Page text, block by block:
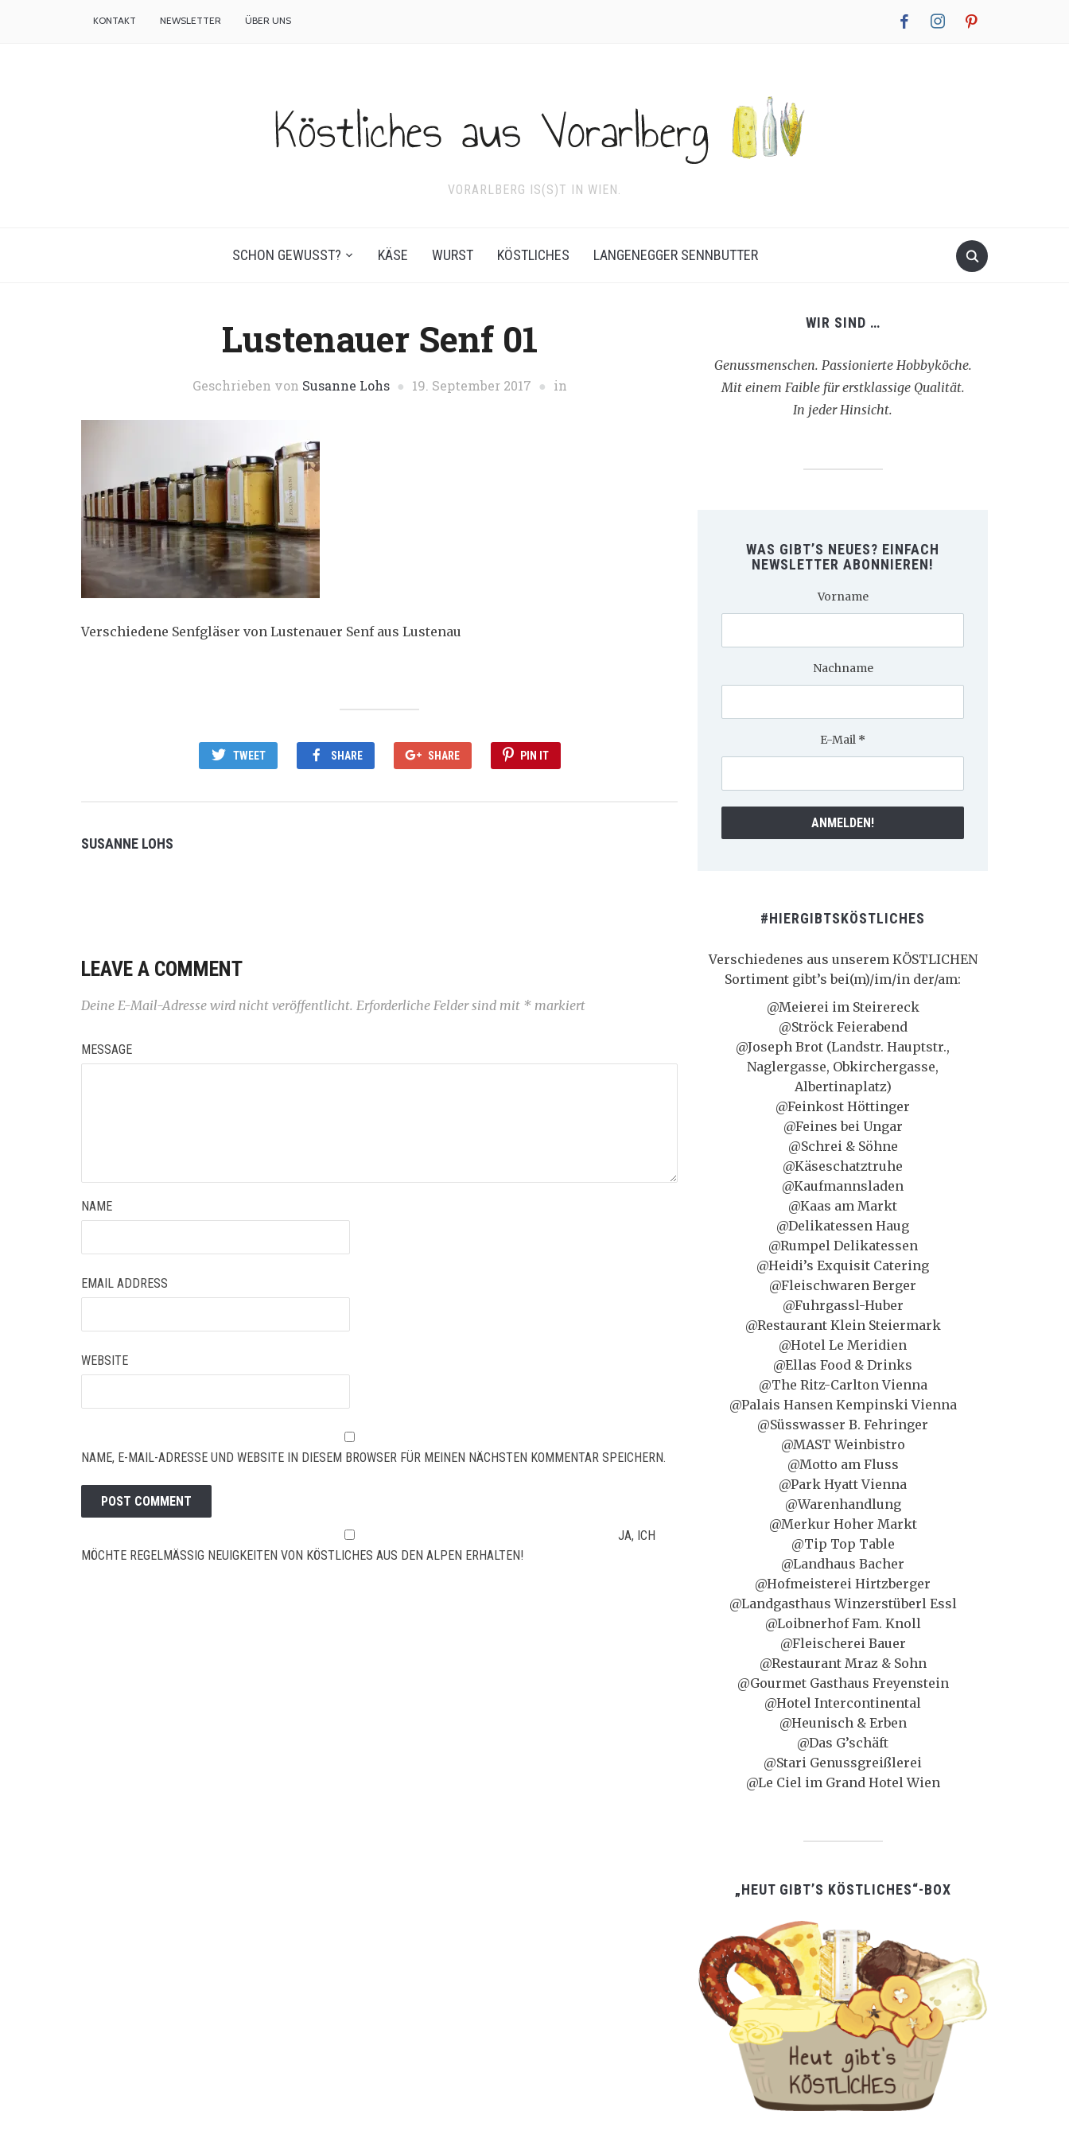
facebook instagrampinterest
KONTAKT NEWSLETTER ÜBER UNS
VORARLBERG IS(S)T IN WIEN.
SCHON GEWUSST? KÄSE WURST KÖSTLICHES LANGENEGGER SENNBUTTER
Lustenauer Senf 01
Geschrieben von Susanne Lohs 19. September 2017 in
Verschiedene Senfgläser von Lustenauer Senf aus Lustenau
TWEET SHARE SHARE PIN IT
SUSANNE LOHS
LEAVE A COMMENT
Deine E-Mail-Adresse wird nicht veröffentlicht. Erforderliche Felder sind mit * markiert
MESSAGE
NAME
EMAIL ADDRESS
WEBSITE
NAME, E-MAIL-ADRESSE UND WEBSITE IN DIESEM BROWSER FÜR MEINEN NÄCHSTEN KOMMENTAR SPEICHERN.
JA, ICH
MÖCHTE REGELMÄSSIG NEUIGKEITEN VON KÖSTLICHES AUS DEN ALPEN ERHALTEN!
WIR SIND …
Genussmenschen. Passionierte Hobbyköche.
Mit einem Faible für erstklassige Qualität.
In jeder Hinsicht.
WAS GIBT’S NEUES? EINFACH
NEWSLETTER ABONNIEREN!
Vorname
Nachname
E-Mail *
#HIERGIBTSKÖSTLICHES
Verschiedenes aus unserem KÖSTLICHEN
Sortiment gibt’s bei(m)/im/in der/am:
@Meierei im Steirereck
@Ströck Feierabend
@Joseph Brot (Landstr. Hauptstr.,
Naglergasse, Obkirchergasse,
Albertinaplatz)
@Feinkost Höttinger
@Feines bei Ungar
@Schrei & Söhne
@Käseschatztruhe
@Kaufmannsladen
@Kaas am Markt
@Delikatessen Haug
@Rumpel Delikatessen
@Heidi’s Exquisit Catering
@Fleischwaren Berger
@Fuhrgassl-Huber
@Restaurant Klein Steiermark
@Hotel Le Meridien
@Ellas Food & Drinks
@The Ritz-Carlton Vienna
@Palais Hansen Kempinski Vienna
@Süsswasser B. Fehringer
@MAST Weinbistro
@Motto am Fluss
@Park Hyatt Vienna
@Warenhandlung
@Merkur Hoher Markt
@Tip Top Table
@Landhaus Bacher
@Hofmeisterei Hirtzberger
@Landgasthaus Winzerstüberl Essl
@Loibnerhof Fam. Knoll
@Fleischerei Bauer
@Restaurant Mraz & Sohn
@Gourmet Gasthaus Freyenstein
@Hotel Intercontinental
@Heunisch & Erben
@Das G’schäft
@Stari Genussgreißlerei
@Le Ciel im Grand Hotel Wien
„HEUT GIBT’S KÖSTLICHES“-BOX